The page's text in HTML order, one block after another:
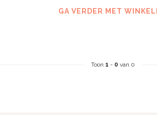
GA VERDER MET
Toon 1 - 0 van 0